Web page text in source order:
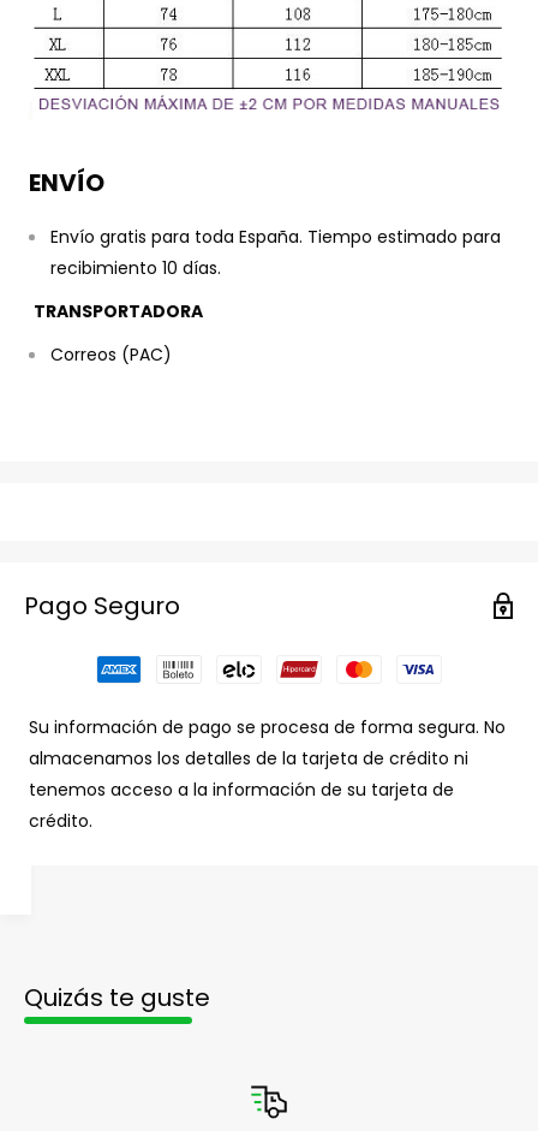
ENVÍO
Envío gratis para toda España. Tiempo estimado para
recibimiento 10 días.
TRANSPORTADORA
Correos (PAC)
Pago Seguro
Su información de pago se procesa de forma segura. No
almacenamos los detalles de la tarjeta de crédito ni
tenemos acceso a la información de su tarjeta de
crédito.
Quizás te guste